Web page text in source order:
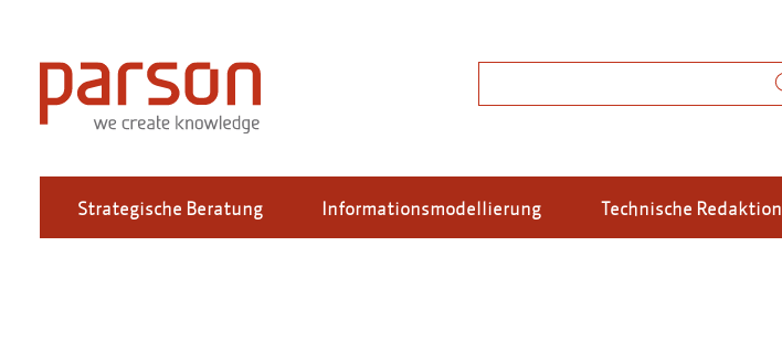
Inhalt
Strategische Beratung Informationsmodellierung Technische Redaktion